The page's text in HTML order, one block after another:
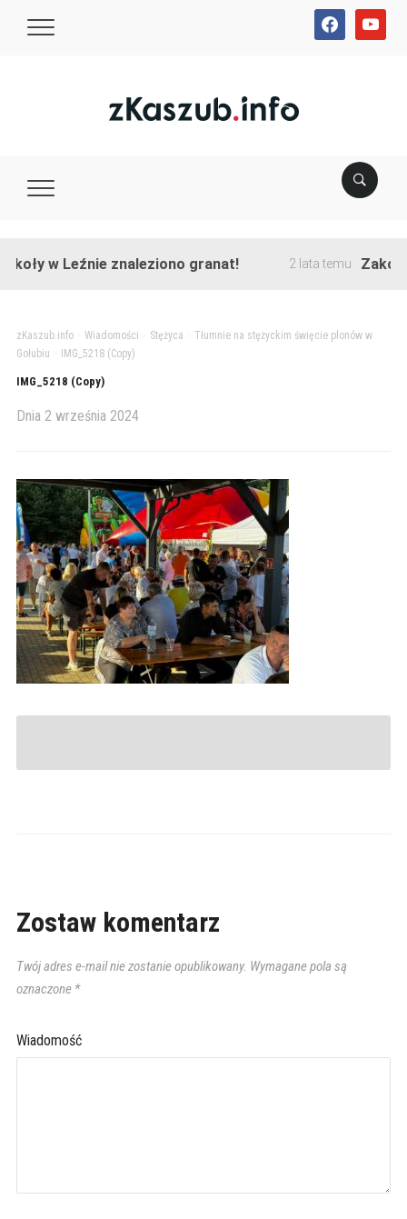
facebookyoutube
w Leźnie znaleziono granat! 2 lata temu
zKaszub.info> Wiadomości Stężyca
Tłumnie na stężyckim święcie plonów w
Gołubiu
IMG_5218 (Copy)
IMG_5218 (Copy)
Dnia 2 września 2024
Zostaw komentarz
Twój adres e-mail nie zostanie opublikowany. Wymagane pola są
oznaczone *
Wiadomość